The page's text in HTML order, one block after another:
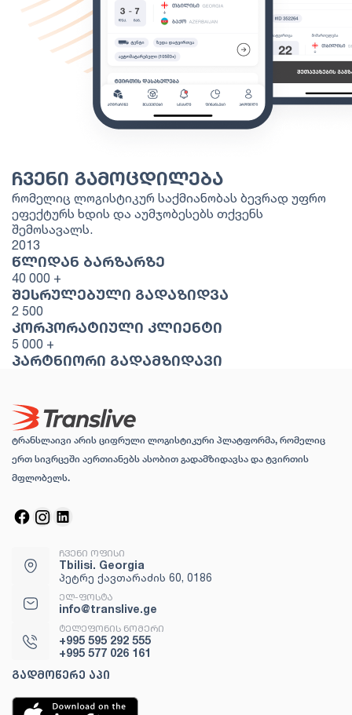
ᲩᲕᲔᲜᲘ ᲒᲐᲛᲝᲪᲓᲘᲚᲔᲑᲐ
რომელიც ლოგისტიკურ საქმიანობას ბევრად უფრო
ეფექტურს ხდის და აუმჯობესებს თქვენს
შემოსავალს.
2013
ᲬᲚᲘᲓᲐᲜ ᲑᲐᲠᲖᲐᲠᲖᲔ
40 000 +
ᲨᲔᲡᲠᲣᲚᲔᲑᲣᲚᲘ ᲒᲐᲓᲐᲖᲘᲓᲕᲐ
2 500
ᲙᲝᲠᲞᲝᲠᲐᲢᲘᲣᲚᲘ ᲙᲚᲘᲔᲜᲢᲘ
5 000 +
ᲞᲐᲠᲢᲜᲘᲝᲠᲘ ᲒᲐᲓᲐᲛᲖᲘᲓᲐᲕᲘ
ტრანსლაივი არის ციფრული ლოგისტიკური პლატფორმა, რომელიც
ერთ სივრცეში აერთიანებს ასობით გადამზიდავსა და ტვირთის
მფლობელს.
ᲩᲕᲔᲜᲘ ᲝᲤᲘᲡᲘ
Tbilisi. Georgia
პეტრე ქავთარაძის 60, 0186
ᲔᲚ-ᲤᲝᲡᲢᲐ
info@translive.ge
ᲢᲔᲚᲔᲤᲝᲜᲘᲡ ᲜᲝᲛᲔᲠᲘ
+995 595 292 555
+995 577 026 161
ᲒᲐᲓᲛᲝᲬᲔᲠᲔ ᲐᲞᲘ